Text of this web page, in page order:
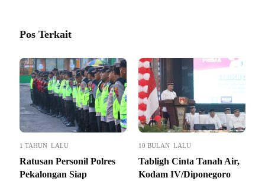
Pos Terkait
1 TAHUN LALU
Ratusan Personil Polres
Pekalongan Siap
10 BULAN LALU
Tabligh Cinta Tanah Air,
Kodam IV/Diponegoro